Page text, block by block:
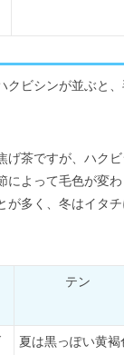
クビシンが並ぶと
げ茶ですが、ハク
によって毛色が変
が多く、冬はイタ
テン
夏は黒っぽい黄褐